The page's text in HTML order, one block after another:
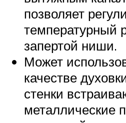
позволяет
температурный
запертой ниши.
Может
качестве
стенки
металлические